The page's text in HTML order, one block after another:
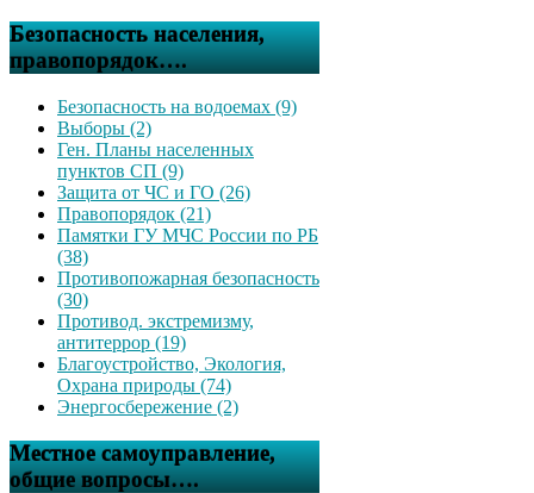
Безопасность населения,
правопорядок….
Безопасность на водоемах (9)
Выборы (2)
Ген. Планы населенных
пунктов СП (9)
Защита от ЧС и ГО (26)
Правопорядок (21)
Памятки ГУ МЧС России по РБ
(38)
Противопожарная безопасность
(30)
Противод. экстремизму,
антитеррор (19)
Благоустройство, Экология,
Охрана природы (74)
Энергосбережение (2)
Местное самоуправление,
общие вопросы….